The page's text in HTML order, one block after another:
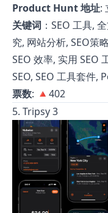
Product Hunt 地址:
关键词 ：SEO 工具,
究, 网站分析, SEO
SEO 效率, 实用 SEO
SEO, SEO 工具套件,
票数: 🔺402
5. Tripsy 3